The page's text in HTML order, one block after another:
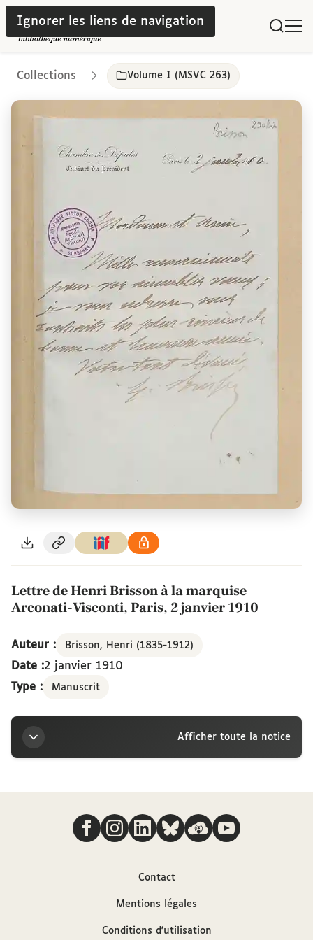
Ignorer les liens de navigation
Collections Volume I (MSVC 263)
Lettre de Henri Brisson à la marquise
Arconati-Visconti, Paris, 2 janvier 1910
Auteur : Brisson, Henri (1835-1912)
Date :2 janvier 1910
Type :
Manuscrit
Afficher toute la notice
Titre
Lettre de Henri Brisson à la marquise Arconati-
Visconti, Paris, 2 janvier 1910
Nous suivre
Contact
Mentions légales
Conditions d'utilisation